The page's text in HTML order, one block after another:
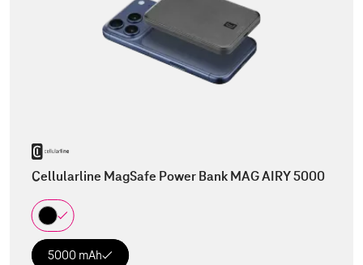
Cellularline MagSafe Power Bank MAG AIRY 5000
5000 mAh